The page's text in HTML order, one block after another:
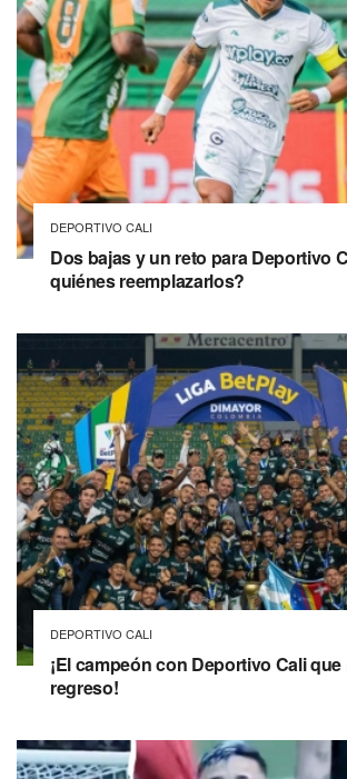
DEPORTIVO CALI
Dos bajas y un reto para Deportivo
quiénes reemplazarlos?
DEPORTIVO CALI
¡El campeón con Deportivo Cali
regreso!